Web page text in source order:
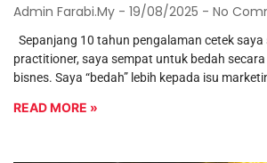
Admin Farabi.my 19/08/2025 No
Sepanjang 10 tahun pengalaman cetek
practitioner, saya sempat untuk bedah
bisnes. Saya “bedah” lebih kepada isu
READ MORE »